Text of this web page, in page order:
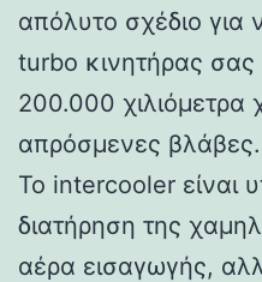
απόλυτο σχέδιο για
turbo κινητήρας σας
200.000 χιλιόμετρα
απρόσμενες βλάβες.
Το intercooler είναι
διατήρηση της
αέρα εισαγωγής,